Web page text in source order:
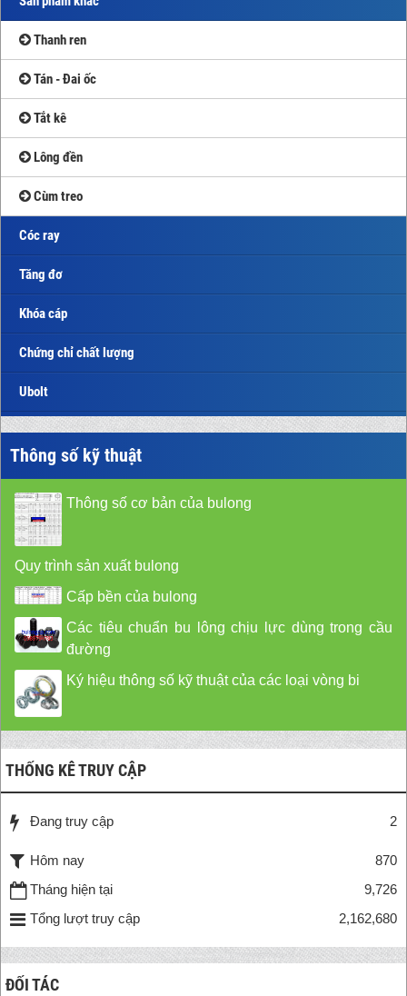
Thanh ren
Tán - Đai ốc
Tắt kê
Lông đền
Cùm treo
Cóc ray
Tăng đơ
Khóa cáp
Chứng chỉ chất lượng
Ubolt
Thông số kỹ thuật
Thông số cơ bản của bulong
Quy trình sản xuất bulong
Cấp bền của bulong
Các tiêu chuẩn bu lông chịu lực dùng trong cầu
đường
Ký hiệu thông số kỹ thuật của các loại vòng bi
THỐNG KÊ TRUY CẬP
Đang truy cập 2
Hôm nay
870
Tháng hiện tại
9,726
Tổng lượt truy cập
2,162,680
ĐỐI TÁC